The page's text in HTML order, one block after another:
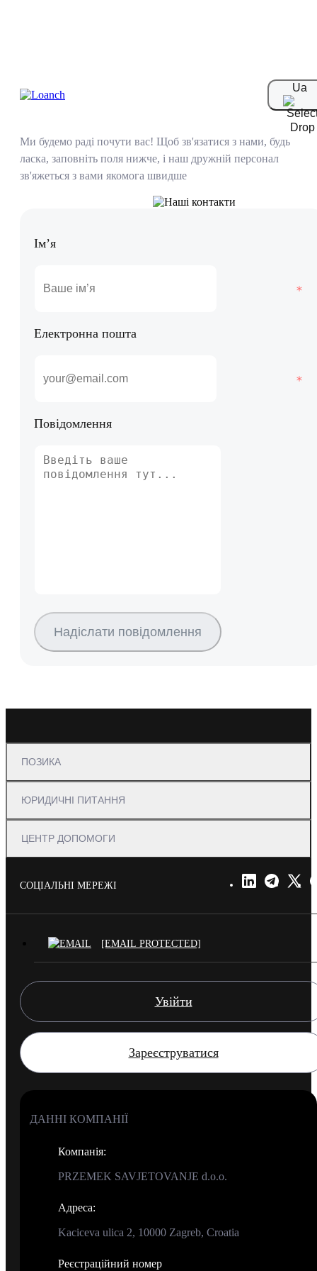
Ua
Наші контакти
Ми будемо раді почути вас! Щоб зв'язатися з нами, будь
ласка, заповніть поля нижче, і наш дружній персонал
зв'яжеться з вами якомога швидше
Ім’я
Електронна пошта
Повідомлення
Надіслати повідомлення
ПОЗИКА
ЮРИДИЧНІ ПИТАННЯ
ЦЕНТР ДОПОМОГИ
СОЦІАЛЬНІ МЕРЕЖІ
[EMAIL PROTECTED]
Увійти
Зареєструватися
ДАННІ КОМПАНІЇ
Компанія:
PRZEMEK SAVJETOVANJE d.o.o.
Адреса:
Kaciceva ulica 2, 10000 Zagreb, Croatia
Реєстраційний номер